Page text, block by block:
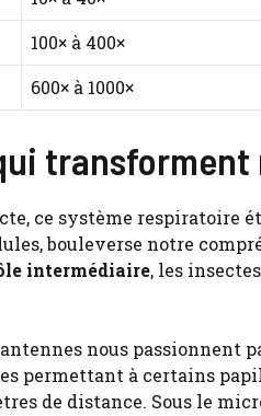
100× à 400×
600× à 1000×
ce système
bouleverse notre
intermédiaire, les
nous passionnent
permettant à certains
de distance. Sous le